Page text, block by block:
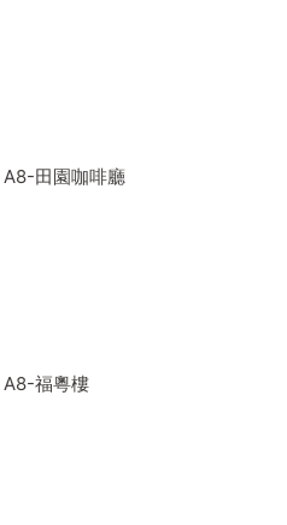
田園咖啡廳
A8-福粵樓